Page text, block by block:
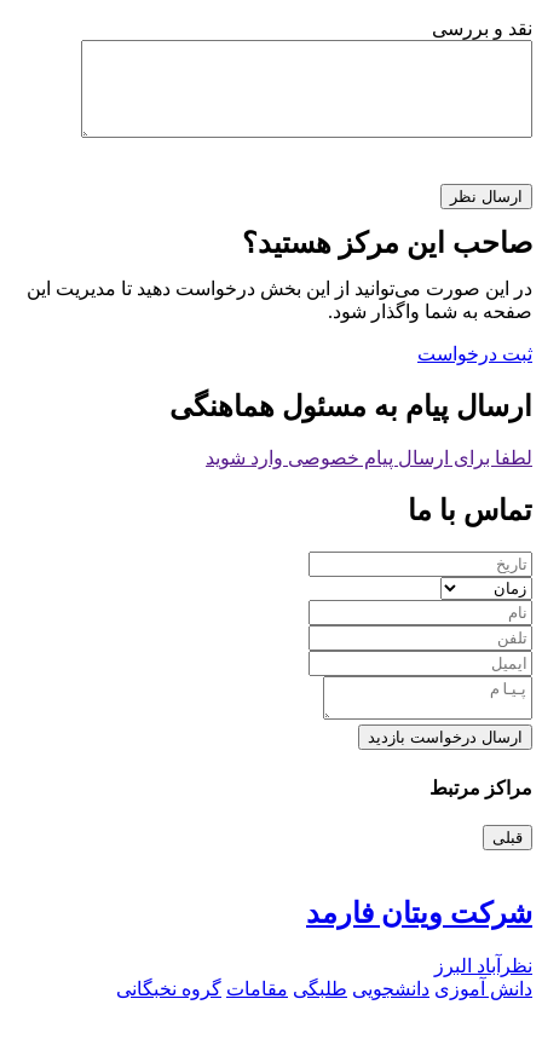
نقد و بررسی
صاحب این مرکز هستید؟
در این صورت می‌توانید از این بخش درخواست دهید تا مدیریت این
صفحه به شما واگذار شود.
ثبت درخواست
ارسال پیام به مسئول هماهنگی
لطفا برای ارسال پیام خصوصی وارد شوید
تماس با ما
ارسال درخواست بازدید
مراکز مرتبط
قبلی
شرکت ویتان فارمد
نظرآباد البرز
دانش آموزی دانشجویی طلبگی مقامات گروه نخبگانی